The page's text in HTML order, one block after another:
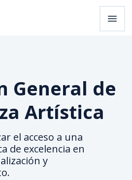
General de
Artística
el acceso a una
de excelencia en
y